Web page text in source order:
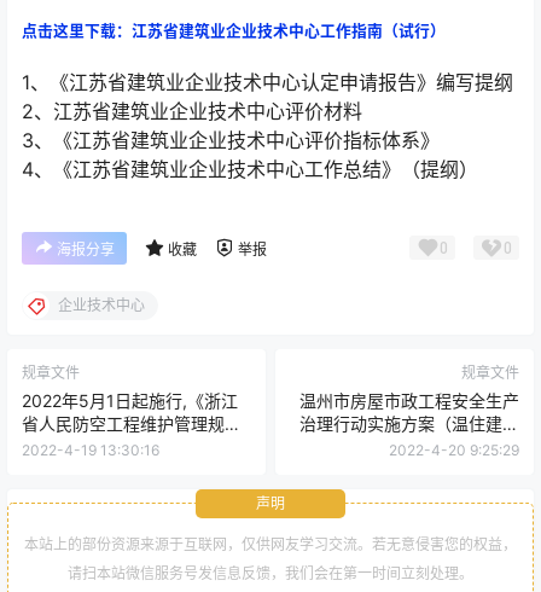
点击这里下载：江苏省建筑业企业技术中心工作指南（试行）
1、《江苏省建筑业企业技术中心认定申请报告》编写提纲
2、江苏省建筑业企业技术中心评价材料
3、《江苏省建筑业企业技术中心评价指标体系》
4、《江苏省建筑业企业技术中心工作总结》（提纲）
海报分享 收藏 举报 0 0
企业技术中心
规章文件
2022年5月1日起施行,《浙江
省人民防空工程维护管理规定
（试行）》
2022-4-19 13:30:16
规章文件
温州市房屋市政工程安全生产
治理行动实施方案（温住建发
〔2022〕33号）
2022-4-20 9:25:29
声明
本站上的部份资源来源于互联网，仅供网友学习交流。若无意侵害您的权益，
请扫本站微信服务号发信息反馈，我们会在第一时间立刻处理。